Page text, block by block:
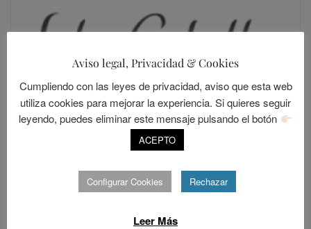
Aviso legal, Privacidad & Cookies
Cumpliendo con las leyes de privacidad, aviso que esta web
utiliza cookies para mejorar la experiencia. Si quieres seguir
leyendo, puedes eliminar este mensaje pulsando el botón
ACEPTO
Configurar Cookies Rechazar
Leer Más